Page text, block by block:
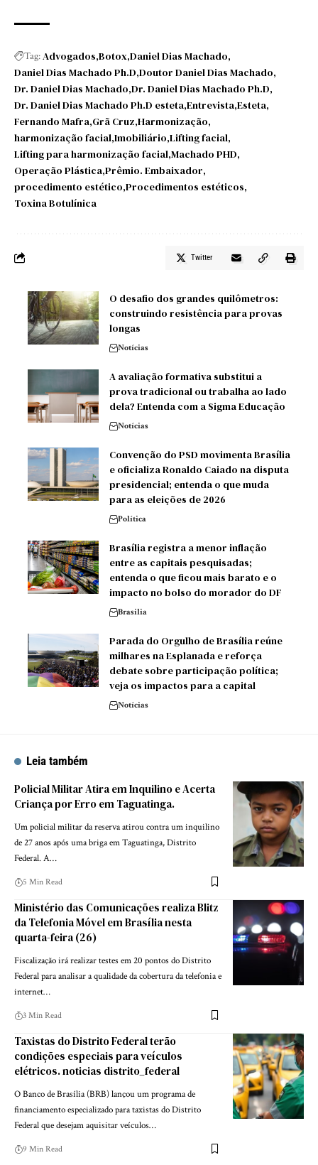
Tag:Advogados Botox Daniel Dias Machado
Daniel Dias Machado Ph.D Doutor Daniel Dias Machado
Dr. Daniel Dias Machado Dr. Daniel Dias Machado Ph.D
Dr. Daniel Dias Machado Ph.D esteta Entrevista Esteta
Fernando Mafra Grã Cruz Harmonização
harmonização facial Imobiliário Lifting facial
Lifting para harmonização facial Machado PHD
Operação Plástica Prêmio. Embaixador
procedimento estético Procedimentos estéticos
Toxina Botulínica
Twitter
O desafio dos grandes quilômetros:
construindo resistência para provas
longas
Notícias
A avaliação formativa substitui a
prova tradicional ou trabalha ao lado
dela? Entenda com a Sigma Educação
Notícias
Convenção do PSD movimenta Brasília
e oficializa Ronaldo Caiado na disputa
presidencial; entenda o que muda
para as eleições de 2026
Política
Brasília registra a menor inflação
entre as capitais pesquisadas;
entenda o que ficou mais barato e o
impacto no bolso do morador do DF
Brasilia
Parada do Orgulho de Brasília reúne
milhares na Esplanada e reforça
debate sobre participação política;
veja os impactos para a capital
Notícias
Leia também
Policial Militar Atira em Inquilino e Acerta
Criança por Erro em Taguatinga.
Um policial militar da reserva atirou contra um inquilino
de 27 anos após uma briga em Taguatinga, Distrito
Federal. A…
5 Min Read
Ministério das Comunicações realiza Blitz
da Telefonia Móvel em Brasília nesta
quarta-feira (26)
Fiscalização irá realizar testes em 20 pontos do Distrito
Federal para analisar a qualidade da cobertura da telefonia e
internet…
3 Min Read
Taxistas do Distrito Federal terão
condições especiais para veículos
elétricos. noticias distrito_federal
O Banco de Brasília (BRB) lançou um programa de
financiamento especializado para taxistas do Distrito
Federal que desejam aquisitar veículos…
9 Min Read